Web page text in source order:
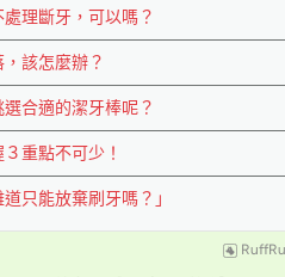
理斷牙，可以嗎？
該怎麼辦？
合適的潔牙棒呢？
重點不可少！
只能放棄刷牙嗎？」